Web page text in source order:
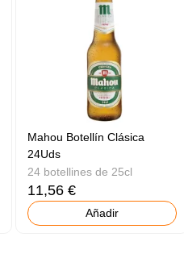
Mahou Botellín Clásica
24Uds
24 botellines de 25cl
11,56 €
Añadir